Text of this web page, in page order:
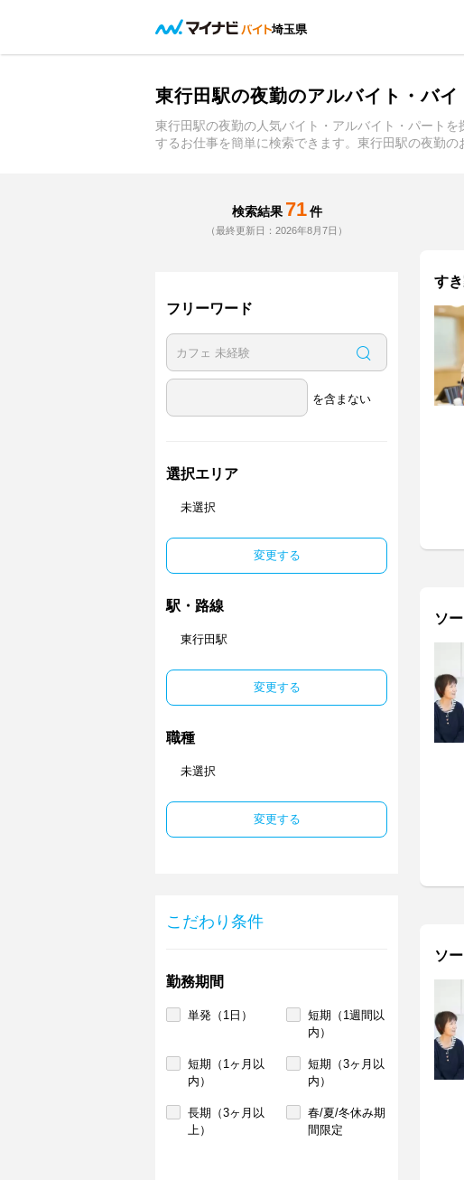
埼玉県
東行田駅の夜勤のアルバイト・バ
東行田駅の夜勤の人気バイト・アルバイト・パート
するお仕事を簡単に検索できます。東行田駅の夜勤の
検索結果 71 件
（最終更新日：2026年8月7日）
フリーワード
を含まない
選択エリア
未選択
変更する
駅・路線
東行田駅
変更する
職種
未選択
変更する
こだわり条件
勤務期間
単発（1日）
短期（1週間以
内）
短期（1ヶ月以
内）
短期（3ヶ月以
内）
長期（3ヶ月以
上）
春/夏/冬休み期
間限定
す
ソ
ソ